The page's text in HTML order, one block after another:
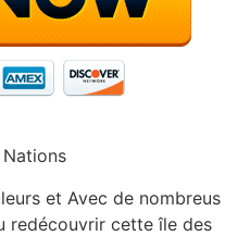
et Avec de nombreus
redécouvrir cette île des